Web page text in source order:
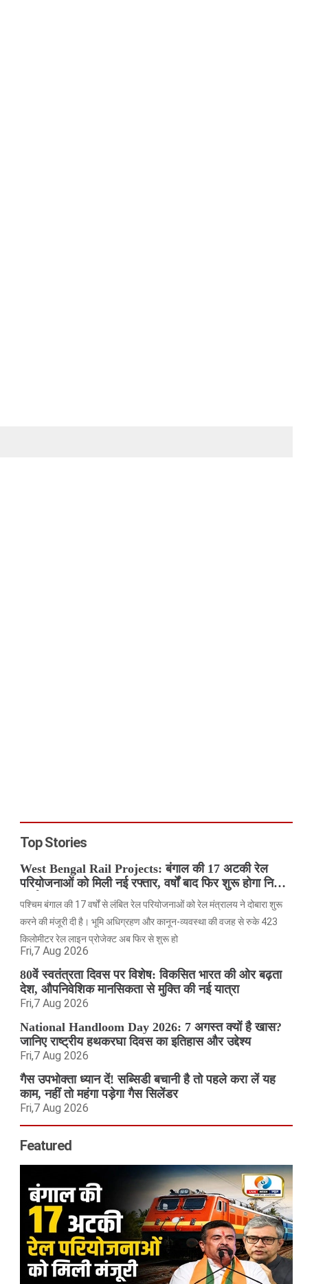
Top Stories
West Bengal Rail Projects: बंगाल की 17 अटकी रेल
परियोजनाओं को मिली नई रफ्तार, वर्षों बाद फिर शुरू होगा निर्माण
कार्य
पश्चिम बंगाल की 17 वर्षों से लंबित रेल परियोजनाओं को रेल मंत्रालय ने दोबारा शुरू
करने की मंजूरी दी है। भूमि अधिग्रहण और कानून-व्यवस्था की वजह से रुके 423
किलोमीटर रेल लाइन प्रोजेक्ट अब फिर से शुरू हो
Fri,7 Aug 2026
80वें स्वतंत्रता दिवस पर विशेष: विकसित भारत की ओर बढ़ता
देश, औपनिवेशिक मानसिकता से मुक्ति की नई यात्रा
Fri,7 Aug 2026
National Handloom Day 2026: 7 अगस्त क्यों है खास?
जानिए राष्ट्रीय हथकरघा दिवस का इतिहास और उद्देश्य
Fri,7 Aug 2026
गैस उपभोक्ता ध्यान दें! सब्सिडी बचानी है तो पहले करा लें यह
काम, नहीं तो महंगा पड़ेगा गैस सिलेंडर
Fri,7 Aug 2026
Featured